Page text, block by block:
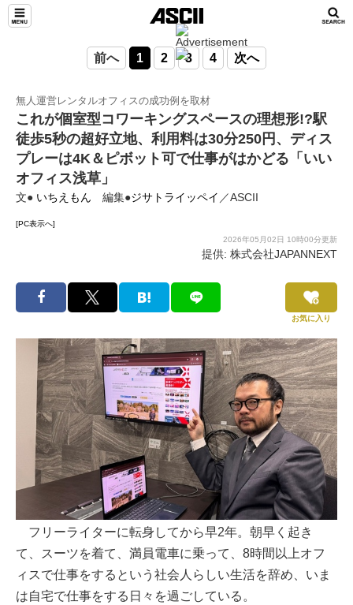
前へ 1 2 3 4 次へ
無人運営レンタルオフィスの成功例を取材
これが個室型コワーキングスペースの理想形!?駅
徒歩5秒の超好立地、利用料は30分250円、ディス
プレーは4K＆ピボット可で仕事がはかどる「いい
オフィス浅草」
文● いちえもん 編集●ジサトライッペイ ／ASCII
[PC表示へ]
2026年05月02日 10時00分更新
提供: 株式会社JAPANNEXT
お気に入り
フリーライターに転身してから早2年。朝早く起き
て、スーツを着て、満員電車に乗って、8時間以上オフ
ィスで仕事をするという社会人らしい生活を辞め、いま
は自宅で仕事をする日々を過ごしている。